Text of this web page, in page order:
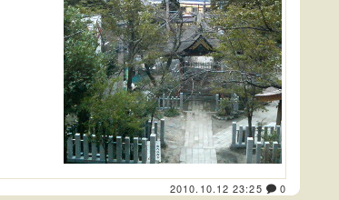
2010.10.12 23:25 0